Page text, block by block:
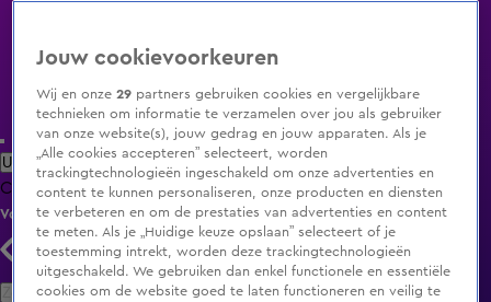
Uitzending Gemist Populaire programma's Zenders Genres
ClipsFilmsRadioSmart TV inlogShop
Volg KIJK
Zoeken
Jouw cookievoorkeuren
Wij en onze29 partners gebruiken cookies en vergelijkbare
technieken om informatie te verzamelen over jou als gebruiker
van onze website(s), jouw gedrag en jouw apparaten. Als je
„Alle cookies accepteren” selecteert, worden
trackingtechnologieën ingeschakeld om onze advertenties en
content te kunnen personaliseren, onze producten en diensten
te verbeteren en om de prestaties van advertenties en content
te meten. Als je „Huidige keuze opslaan” selecteert of je
toestemming intrekt, worden deze trackingtechnologieën
uitgeschakeld. We gebruiken dan enkel functionele en essentiële
cookies om de website goed te laten functioneren en veilig te